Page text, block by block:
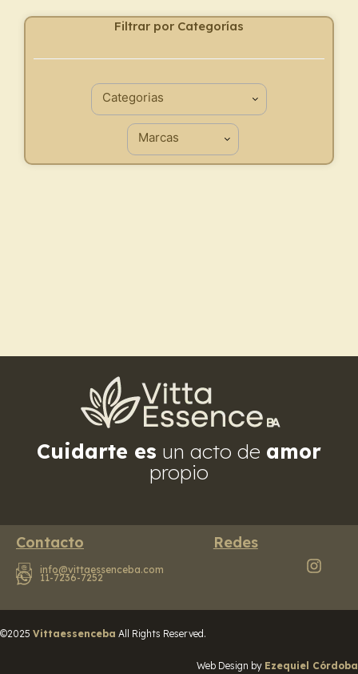
Filtrar por Categorías
Cuidarte es un acto de amor
propio
Contacto
info@vittaessenceba.com
11-7236-7252
Redes
©2025 Vittaessenceba All Rights Reserved.
Web Design by Ezequiel Córdoba